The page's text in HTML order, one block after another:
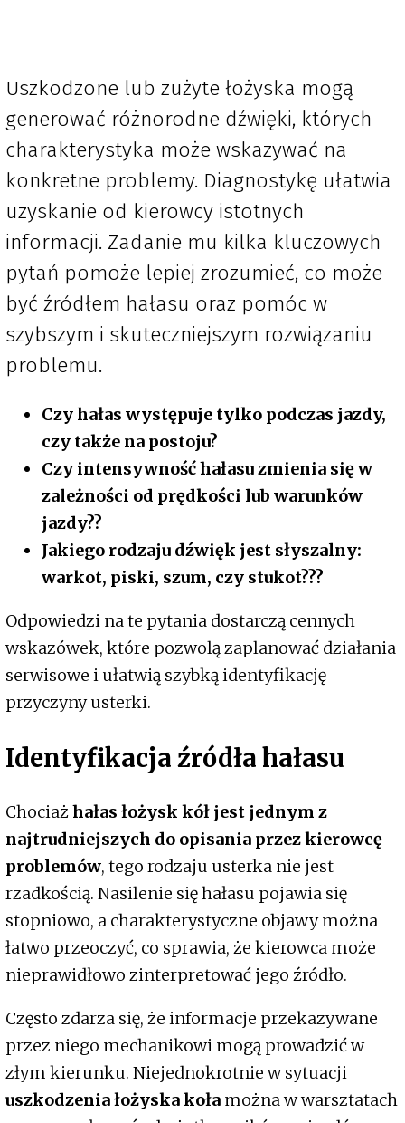
Uszkodzone lub zużyte łożyska mogą
generować różnorodne dźwięki, których
charakterystyka może wskazywać na
konkretne problemy. Diagnostykę ułatwia
uzyskanie od kierowcy istotnych
informacji. Zadanie mu kilka kluczowych
pytań pomoże lepiej zrozumieć, co może
być źródłem hałasu oraz pomóc w
szybszym i skuteczniejszym rozwiązaniu
problemu.
Czy hałas występuje tylko podczas jazdy,
czy także na postoju?
Czy intensywność hałasu zmienia się w
zależności od prędkości lub warunków
jazdy??
Jakiego rodzaju dźwięk jest słyszalny:
warkot, piski, szum, czy stukot???
Odpowiedzi na te pytania dostarczą cennych
wskazówek, które pozwolą zaplanować działania
serwisowe i ułatwią szybką identyfikację
przyczyny usterki.
Identyfikacja źródła hałasu
Chociażhałas łożysk kół jest jednym z
najtrudniejszych do opisania przez kierowcę
problemów, tego rodzaju usterka nie jest
rzadkością. Nasilenie się hałasu pojawia się
stopniowo, a charakterystyczne objawy można
łatwo przeoczyć, co sprawia, że kierowca może
nieprawidłowo zinterpretować jego źródło.
Często zdarza się, że informacje przekazywane
przez niego mechanikowi mogą prowadzić w
złym kierunku. Niejednokrotnie w sytuacji
uszkodzenia łożyska koła można w warsztatach